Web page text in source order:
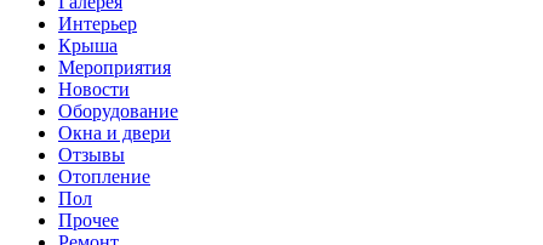
Интерьер
Крыша
Мероприятия
Новости
Оборудование
Окна и двери
Отзывы
Отопление
Пол
Прочее